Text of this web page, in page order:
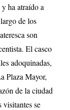
ha atraído a
de los
son
El casco
adoquinadas,
Plaza Mayor,
de la ciudad
se